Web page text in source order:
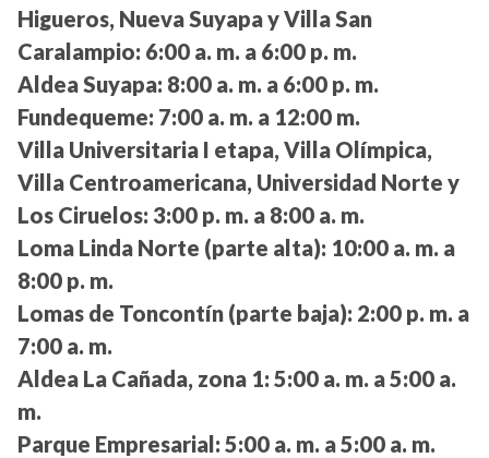
Higueros, Nueva Suyapa y Villa San
Caralampio: 6:00 a. m. a 6:00 p. m.
Aldea Suyapa: 8:00 a. m. a 6:00 p. m.
Fundequeme: 7:00 a. m. a 12:00 m.
Villa Universitaria I etapa, Villa Olímpica,
Villa Centroamericana, Universidad Norte y
Los Ciruelos: 3:00 p. m. a 8:00 a. m.
Loma Linda Norte (parte alta): 10:00 a. m. a
8:00 p. m.
Lomas de Toncontín (parte baja): 2:00 p. m. a
7:00 a. m.
Aldea La Cañada, zona 1: 5:00 a. m. a 5:00 a.
m.
Parque Empresarial: 5:00 a. m. a 5:00 a. m.